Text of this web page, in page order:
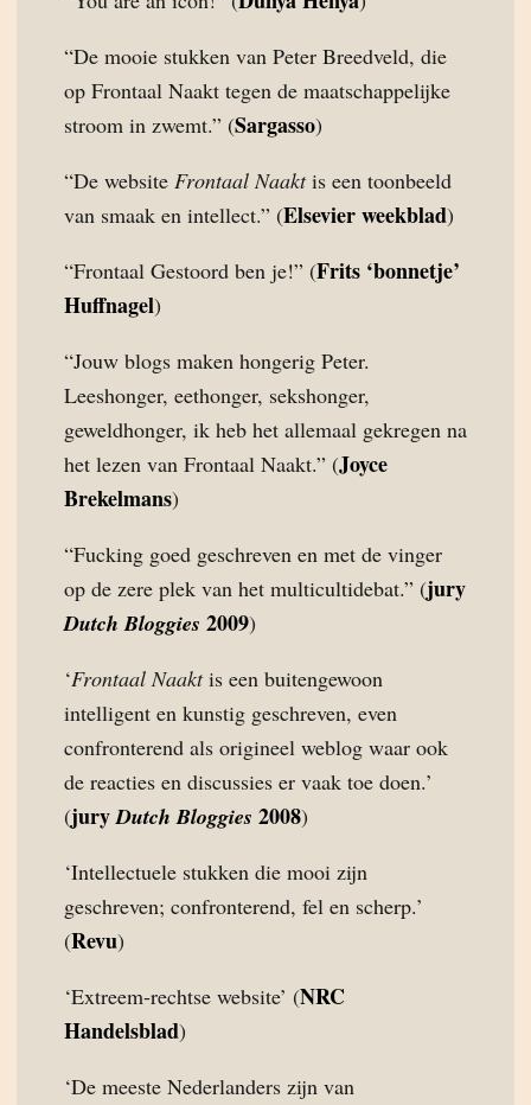
“De mooie stukken van Peter Breedveld, die
op Frontaal Naakt tegen de maatschappelijke
stroom in zwemt.” (Sargasso)
“De website Frontaal Naaktis een toonbeeld
van smaak en intellect.” (Elsevier weekblad)
“Frontaal Gestoord ben je!” (Frits ‘bonnetje’
Huffnagel)
“Jouw blogs maken hongerig Peter.
Leeshonger, eethonger, sekshonger,
geweldhonger, ik heb het allemaal gekregen na
het lezen van Frontaal Naakt.” (Joyce
Brekelmans)
“Fucking goed geschreven en met de vinger
op de zere plek van het multicultidebat.” (jury
Dutch Bloggies 2009)
‘Frontaal Naaktis een buitengewoon
intelligent en kunstig geschreven, even
confronterend als origineel weblog waar ook
de reacties en discussies er vaak toe doen.’
(juryDutch Bloggies 2008)
‘Intellectuele stukken die mooi zijn
geschreven; confronterend, fel en scherp.’
(Revu)
‘Extreem-rechtse website’ (NRC
Handelsblad)
‘De meeste Nederlanders zijn van